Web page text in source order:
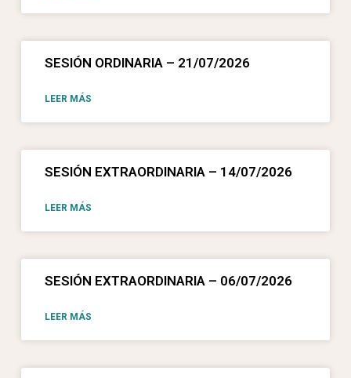
SESIÓN ORDINARIA – 21/07/2026
LEER MÁS
SESIÓN EXTRAORDINARIA – 14/07/2026
LEER MÁS
SESIÓN EXTRAORDINARIA – 06/07/2026
LEER MÁS